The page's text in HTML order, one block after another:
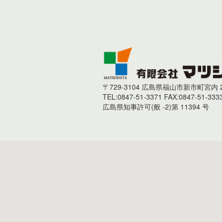
〒729-3104 広島県福山市新市町宮内
TEL:0847-51-3371 FAX:0847-51-
広島県知事許可(般 -2)第 11394 号